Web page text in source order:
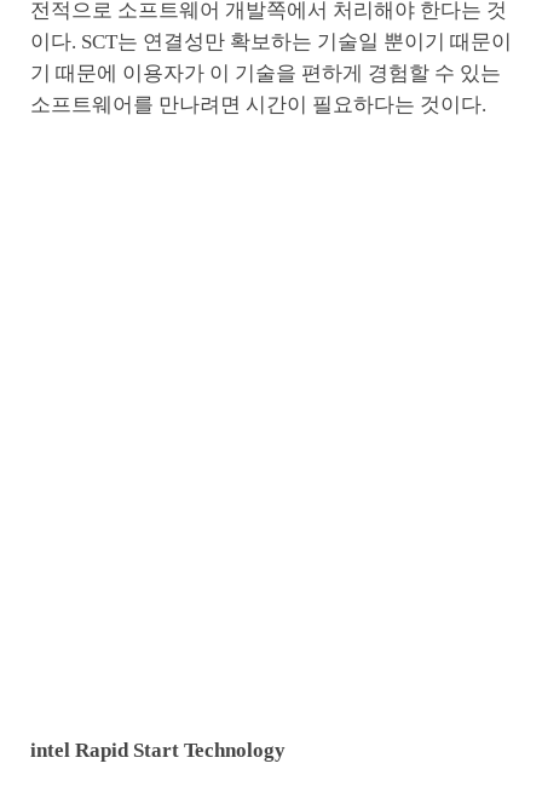
전적으로 소프트웨어 개발쪽에서 처리해야 한다는 것
이다. SCT는 연결성만 확보하는 기술일 뿐이기 때문이
기 때문에 이용자가 이 기술을 편하게 경험할 수 있는
소프트웨어를 만나려면 시간이 필요하다는 것이다.
intel Rapid Start Technology